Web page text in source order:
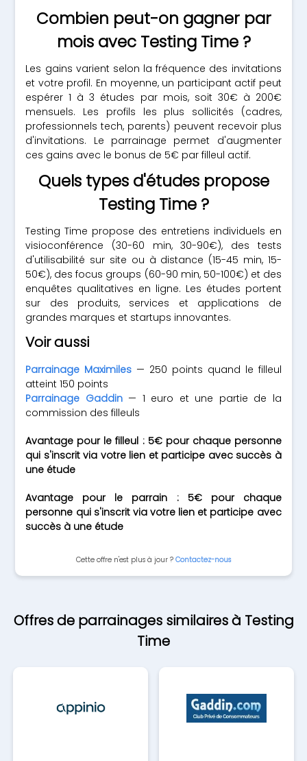
Combien peut-on gagner par
mois avec Testing Time ?
Les gains varient selon la fréquence des invitations
et votre profil. En moyenne, un participant actif peut
espérer 1 à 3 études par mois, soit 30€ à 200€
mensuels. Les profils les plus sollicités (cadres,
professionnels tech, parents) peuvent recevoir plus
d'invitations. Le parrainage permet d'augmenter
ces gains avec le bonus de 5€ par filleul actif.
Quels types d'études propose
Testing Time ?
Testing Time propose des entretiens individuels en
visioconférence (30-60 min, 30-90€), des tests
d'utilisabilité sur site ou à distance (15-45 min, 15-
50€), des focus groups (60-90 min, 50-100€) et des
enquêtes qualitatives en ligne. Les études portent
sur des produits, services et applications de
grandes marques et startups innovantes.
Voir aussi
Parrainage Maximiles — 250 points quand le filleul
atteint 150 points
Parrainage Gaddin— 1 euro et une partie de la
commission des filleuls
Avantage pour le filleul : 5€ pour chaque personne
qui s'inscrit via votre lien et participe avec succès à
une étude
Avantage pour le parrain : 5€ pour chaque
personne qui s'inscrit via votre lien et participe avec
succès à une étude
Cette offre n'est plus à jour ? Contactez-nous
Offres de parrainages similaires à Testing
Time